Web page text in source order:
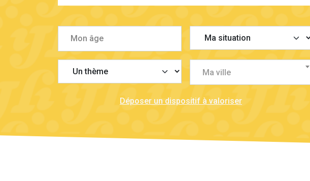
Ma ville
Déposer un dispositif à valoriser